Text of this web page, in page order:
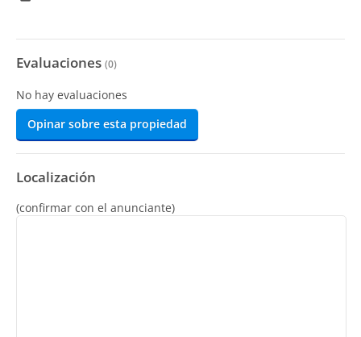
Evaluaciones (0)
No hay evaluaciones
Opinar sobre esta propiedad
Localización
(confirmar con el anunciante)